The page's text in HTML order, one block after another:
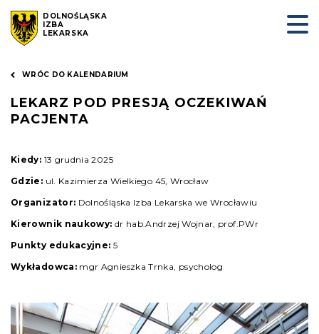
DOLNOŚLĄSKA
IZBA
LEKARSKA
WRÓC DO KALENDARIUM
LEKARZ POD PRESJĄ OCZEKIWAŃ
PACJENTA
Kiedy: 13 grudnia 2025
Gdzie: ul. Kazimierza Wielkiego 45, Wrocław
Organizator: Dolnośląska Izba Lekarska we Wrocławiu
Kierownik naukowy: dr hab.Andrzej Wojnar, prof.PWr
Punkty edukacyjne: 5
Wykładowca:mgr Agnieszka Trnka, psycholog